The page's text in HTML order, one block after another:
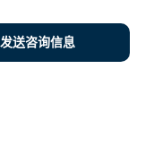
发送咨询信息